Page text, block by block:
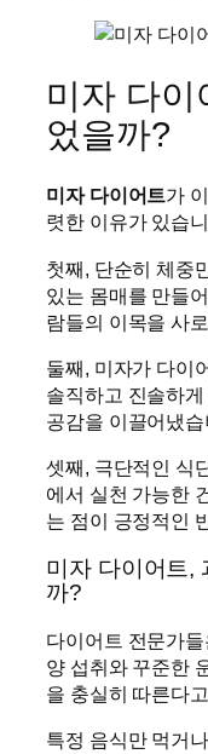
미자 다이
었을까?
미자 다이어트가
렷한 이유가 있습
첫째, 단순히 체중
있는 몸매를 만들
람들의 이목을 사
둘째, 미자가 다이
솔직하고 진솔하
공감을 이끌어냈습
셋째, 극단적인 식
에서 실천 가능한
는 점이 긍정적인
미자 다이어트,
까?
다이어트 전문가들
양 섭취와 꾸준한
을 충실히 따른다
특정 음식만 먹거